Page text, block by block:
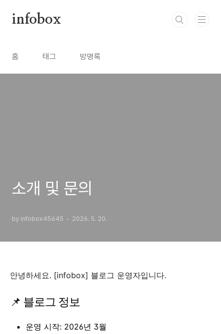
infobox
홈 태그 방명록
소개 및 문의
by infobox45645 2026. 5. 20.
안녕하세요. [infobox] 블로그 운영자입니다.
📌 블로그 정보
운영 시작: 2026년 3월